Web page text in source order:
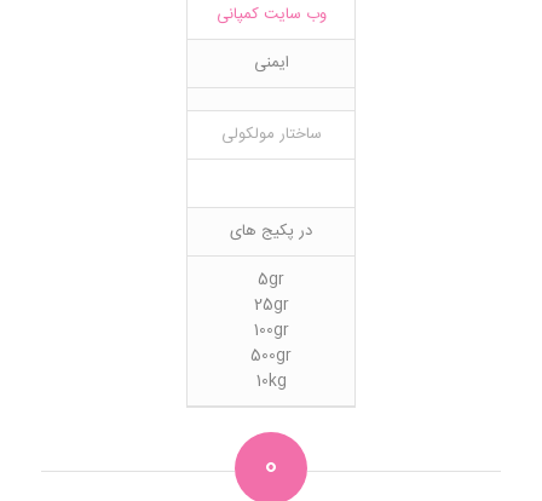
وب سایت کمپانی
ایمنی
ساختار مولکولی
در پکیج های
5gr
25gr
100gr
500gr
10kg
0